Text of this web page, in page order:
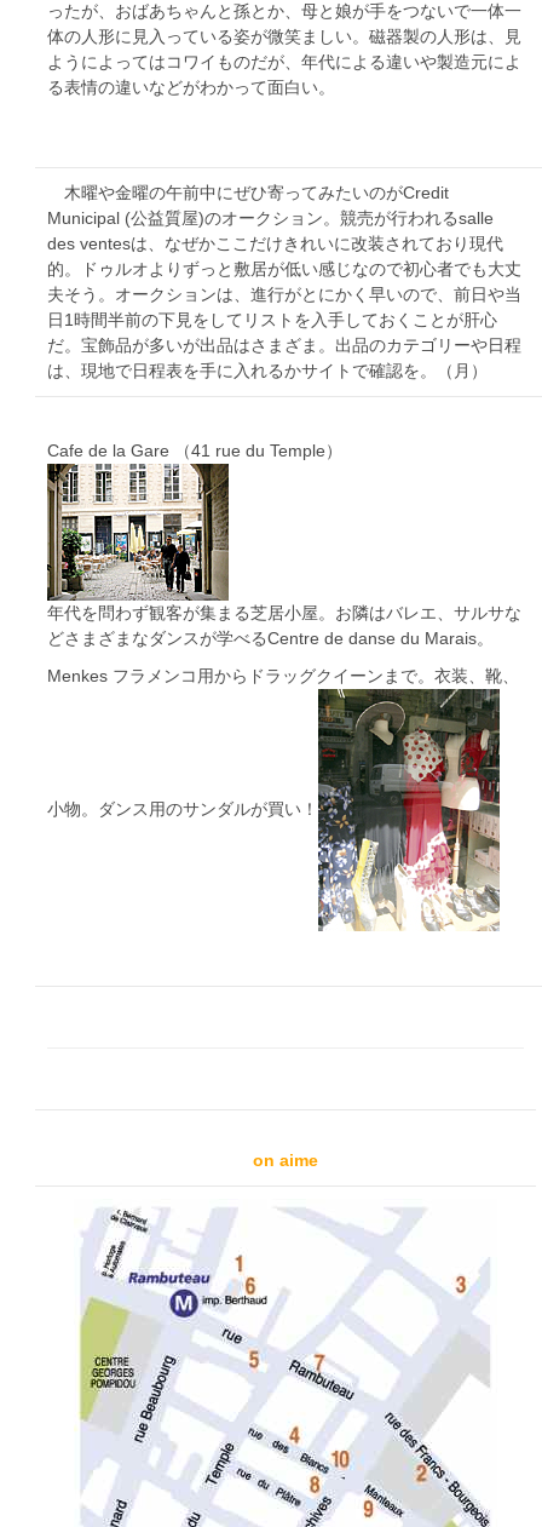
ったが、おばあちゃんと孫とか、母と娘が手をつないで一体一
体の人形に見入っている姿が微笑ましい。磁器製の人形は、見
ようによってはコワイものだが、年代による違いや製造元によ
る表情の違いなどがわかって面白い。
木曜や金曜の午前中にぜひ寄ってみたいのがCredit
Municipal (公益質屋)のオークション。競売が行われるsalle
des ventesは、なぜかここだけきれいに改装されており現代
的。ドゥルオよりずっと敷居が低い感じなので初心者でも大丈
夫そう。オークションは、進行がとにかく早いので、前日や当
日1時間半前の下見をしてリストを入手しておくことが肝心
だ。宝飾品が多いが出品はさまざま。出品のカテゴリーや日程
は、現地で日程表を手に入れるかサイトで確認を。（月）
Cafe de la Gare （41 rue du Temple）
年代を問わず観客が集まる芝居小屋。お隣はバレエ、サルサな
どさまざまなダンスが学べるCentre de danse du Marais。
Menkes フラメンコ用からドラッグクイーンまで。衣装、靴、
小物。ダンス用のサンダルが買い！
on aime